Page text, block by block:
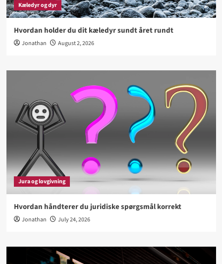
Kæledyr og dyr
Hvordan holder du dit kæledyr sundt året rundt
Jonathan August 2, 2026
Jura og lovgivning
Hvordan håndterer du juridiske spørgsmål korrekt
Jonathan July 24, 2026